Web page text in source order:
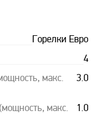
Горелки Евро
4
макс.
3.0
макс.
1.0